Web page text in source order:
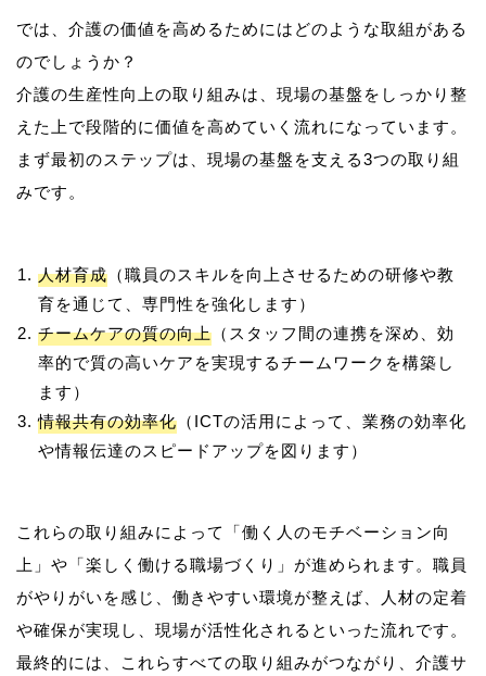
では、介護の価値を高めるためにはどのような取組がある
のでしょうか？
介護の生産性向上の取り組みは、現場の基盤をしっかり整
えた上で段階的に価値を高めていく流れになっています。
まず最初のステップは、現場の基盤を支える3つの取り組
人材育成 （職員のスキルを向上させるための研修や教
育を通じて、専門性を強化します）
チームケアの質の向上 （スタッフ間の連携を深め、効
率的で質の高いケアを実現するチームワークを構築し
ます）
情報共有の効率化 （ICTの活用によって、業務の効率化
や情報伝達のスピードアップを図ります）
これらの取り組みによって「働く人のモチベーション向
上」や「楽しく働ける職場づくり」が進められます。職員
がやりがいを感じ、働きやすい環境が整えば、人材の定着
や確保が実現し、現場が活性化されるといった流れです。
最終的には、これらすべての取り組みがつながり、介護サ